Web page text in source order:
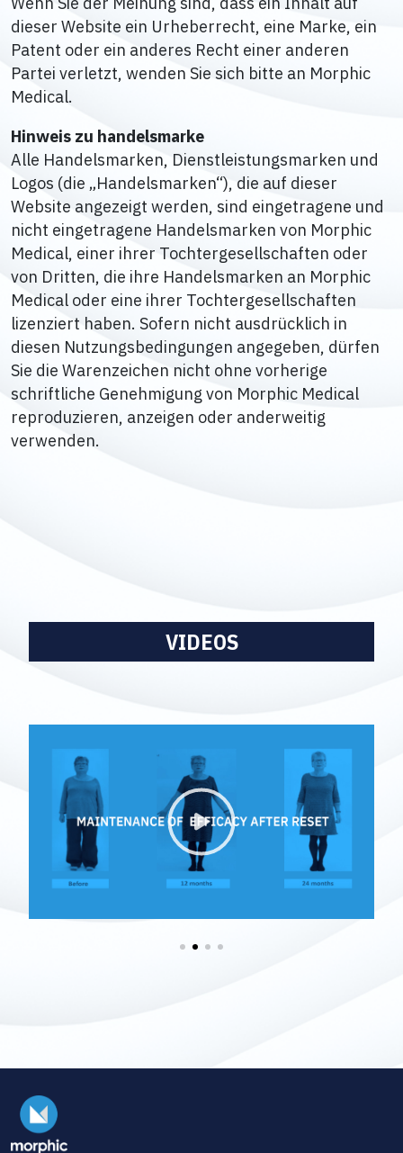
dieser Website ein Urheberrecht, eine Marke, ein
Patent oder ein anderes Recht einer anderen
Partei verletzt, wenden Sie sich bitte an Morphic
Medical.
Hinweis zu handelsmarke
Alle Handelsmarken, Dienstleistungsmarken und
Logos (die „Handelsmarken“), die auf dieser
Website angezeigt werden, sind eingetragene und
nicht eingetragene Handelsmarken von Morphic
Medical, einer ihrer Tochtergesellschaften oder
von Dritten, die ihre Handelsmarken an Morphic
Medical oder eine ihrer Tochtergesellschaften
lizenziert haben. Sofern nicht ausdrücklich in
diesen Nutzungsbedingungen angegeben, dürfen
Sie die Warenzeichen nicht ohne vorherige
schriftliche Genehmigung von Morphic Medical
reproduzieren, anzeigen oder anderweitig
verwenden.
VIDEOS